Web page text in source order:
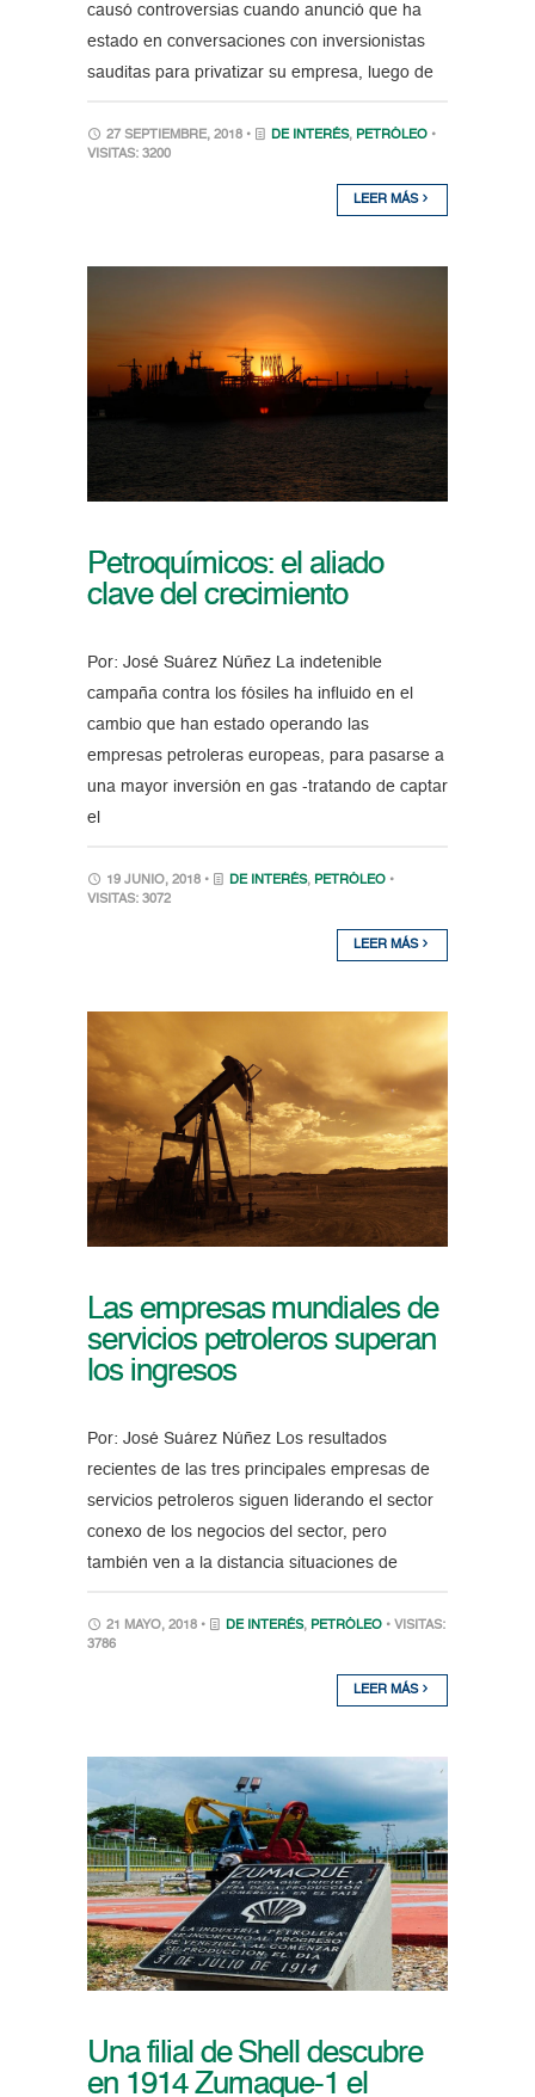
causó controversias cuando anunció que ha
estado en conversaciones con inversionistas
sauditas para privatizar su empresa, luego de
27 SEPTIEMBRE, 2018 • DE INTERÉS, PETRÓLEO •
VISITAS: 3200
LEER MÁS
Petroquímicos: el aliado
clave del crecimiento
Por: José Suárez Núñez La indetenible
campaña contra los fósiles ha influido en el
cambio que han estado operando las
empresas petroleras europeas, para pasarse a
una mayor inversión en gas -tratando de captar
el
19 JUNIO, 2018 • DE INTERÉS, PETRÓLEO •
VISITAS: 3072
LEER MÁS
Las empresas mundiales de
servicios petroleros superan
los ingresos
Por: José Suárez Núñez Los resultados
recientes de las tres principales empresas de
servicios petroleros siguen liderando el sector
conexo de los negocios del sector, pero
también ven a la distancia situaciones de
21 MAYO, 2018 • DE INTERÉS, PETRÓLEO • VISITAS:
3786
LEER MÁS
Una filial de Shell descubre
en 1914 Zumaque-1 el